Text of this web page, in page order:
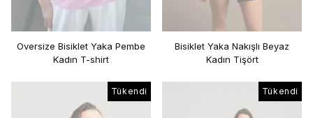
Oversize Bisiklet Yaka Pembe
Kadın T-shirt
Bisiklet Yaka Nakışlı Beyaz
Kadın Tişört
Tükendi Tükendi